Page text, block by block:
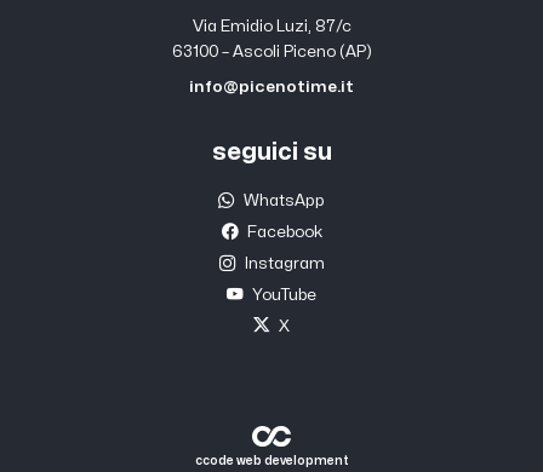
Via Emidio Luzi, 87/c
63100 – Ascoli Piceno (AP)
info@picenotime.it
seguici su
WhatsApp
Facebook
Instagram
YouTube
X
ccode web development